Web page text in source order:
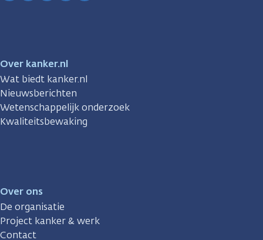
Over kanker.nl
Wat biedt kanker.nl
Nieuwsberichten
Wetenschappelijk onderzoek
Kwaliteitsbewaking
Over ons
De organisatie
Project kanker & werk
Contact